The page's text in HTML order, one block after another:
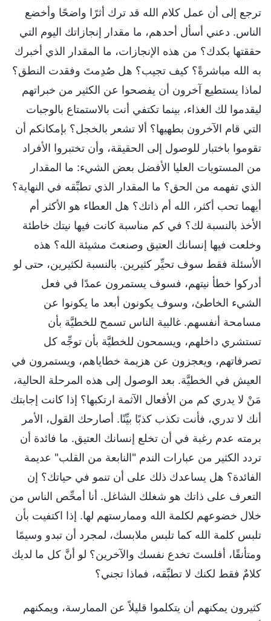
ترجع إلى أن عمل كلام الله قد ترك أثرًا واضحًا وأخضع
الناس. دعني أسأل أحدهم، ما مقدار إنجازاتك اليوم التي
حققتها بكدك؟ من هذه الإنجازات، ما المقدار الذي أخبرك
به الله مباشرةً؟ كيف تجيب؟ هل صُدِمتَ وفقدت النطق؟
لماذا يستطيع آخرون أن يفصحوا عن الكثير من خبراتهم
ليقدموا لك الغذاء، بينما تكتفي أنت بالاستمتاع بالوجبات
التي قام الآخرون بطهيها؟ ألا تشعر بالخجل؟ بإمكانكم أن
تقوموا باختبار للوصول إلى الحقيقة، وأن تختبروا الأفراد
من المستويات العليا الأفضل بعض الشيء: ما المقدار
الذي تفهمه من الحق؟ ما المقدار الذي تطبِّقه في النهاية؟
أيهما تحب أكثر، الله أم ذاتك؟ هل العطاء هو الأكثر أم
الأخذ بالنسبة لك؟ في كم مناسبة كانت فيها نيتك خاطئة
وخلعت فيها إنسانك العتيق وصنعتَ مشيئة الله؟ هذه
الأسئلة فقط سوف تحيِّر كثيرين. بالنسبة لكثيرين، حتى لو
أدركوا خطأ نيتهم، فسوف يستمرون عمدًا في فعل
الشيء الخاطئ، وسوف يكونون أبعد ما يكونوا عن
مسامحة أنفسهم. غالبية الناس تسمح للخطيَّة بأن
تستشري داخلهم، ويسمحون للخطيَّة بأن توجِّه كل
تصرفاتهم، ويعجزون عن هزيمة خطاياهم، ويستمرون في
العيش في الخطيَّة. بعد الوصول إلى هذه المرحلة الحالية،
مَنْ لا يدري كم من الأفعال الآثمة ارتكبها؟ إذا كانت إجابتك
أنك لا تدري، فأنت تكذب كذبًا بيِّنًا. أصارحك القول، الأمر
برمته عدم رغبة في أن تخلع إنسانك العتيق. ما فائدة أن
تردد الكثير من عبارات الندم "النابعة من القلب" عديمة
الفائدة؟ هل يساعدك ذلك على أن تنمو في حياتك؟ إن
التعرف على ذاتك هو شغلك الشاغل. أنا أمحِّص الناس من
خلال خضوعهم لكلمة الله وممارستهم لها. إذا اكتفيت بأن
تلبس كلمة الله كما تلبس ملابسك، لمجرد أن تبدو وسيمًا
ومتأنقًا، أفلستَ تخدع نفسك والآخرين؟ لو أنَّ كل ما لديك
كلامٌ فقط لكنك لا تطبِّقه، فماذا تجني؟
كثيرون يمكنهم أن يتكلموا قليلاً عن الممارسة، ويمكنهم